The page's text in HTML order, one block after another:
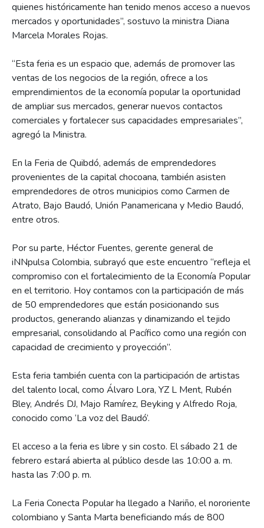
quienes históricamente han tenido menos acceso a nuevos
mercados y oportunidades”, sostuvo la ministra Diana
Marcela Morales Rojas.
“Esta feria es un espacio que, además de promover las
ventas de los negocios de la región, ofrece a los
emprendimientos de la economía popular la oportunidad
de ampliar sus mercados, generar nuevos contactos
comerciales y fortalecer sus capacidades empresariales”,
agregó la Ministra.
En la Feria de Quibdó, además de emprendedores
provenientes de la capital chocoana, también asisten
emprendedores de otros municipios como Carmen de
Atrato, Bajo Baudó, Unión Panamericana y Medio Baudó,
entre otros.
Por su parte, Héctor Fuentes, gerente general de
iNNpulsa Colombia, subrayó que este encuentro “refleja el
compromiso con el fortalecimiento de la Economía Popular
en el territorio. Hoy contamos con la participación de más
de 50 emprendedores que están posicionando sus
productos, generando alianzas y dinamizando el tejido
empresarial, consolidando al Pacífico como una región con
capacidad de crecimiento y proyección”.
Esta feria también cuenta con la participación de artistas
del talento local, como Álvaro Lora, YZ L Ment, Rubén
Bley, Andrés DJ, Majo Ramírez, Beyking y Alfredo Roja,
conocido como ‘La voz del Baudó’.
El acceso a la feria es libre y sin costo. El sábado 21 de
febrero estará abierta al público desde las 10:00 a. m.
hasta las 7:00 p. m.
La Feria Conecta Popular ha llegado a Nariño, el nororiente
colombiano y Santa Marta beneficiando más de 800